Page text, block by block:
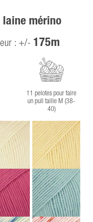
laine mérino
: +/- 175m
11 pelotes pour faire
un pull taille M (38-
40)